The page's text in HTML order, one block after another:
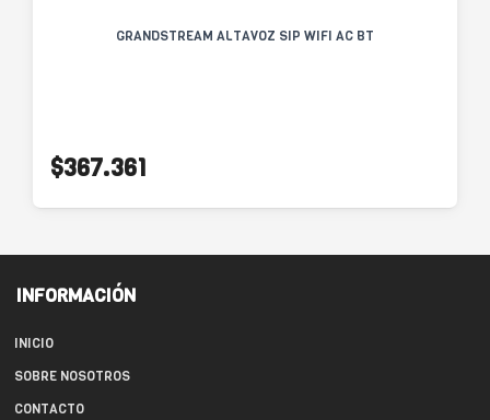
GRANDSTREAM ALTAVOZ SIP WIFI AC BT
$367.361
INFORMACIÓN
INICIO
SOBRE NOSOTROS
CONTACTO